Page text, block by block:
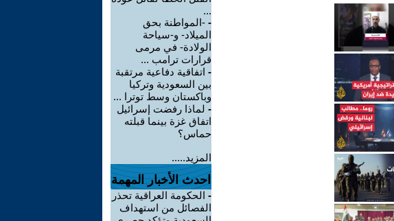
...
- -المواطنة بحق
الميلاد- و-سياحة
الولادة- في مرمى
قرارات ترامب ...
- اتفاقية دفاعية مرتقبة
بين السعودية وتركيا
وباكستان وسط توترا ...
- لماذا رفضت إسرائيل
اتفاق غزة بينما قبلته
حماس؟
المزيد.....
احدث الأخبار المهمة
- الحكومة العراقية تحذر
الفصائل من استهداف